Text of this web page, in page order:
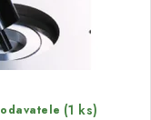
(1 ks)